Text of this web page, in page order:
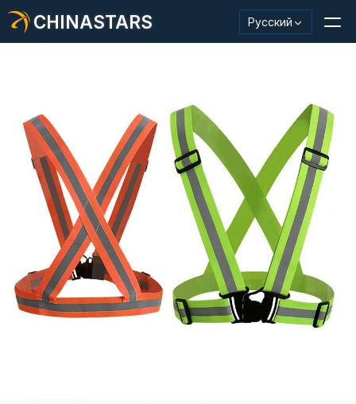
CHINASTARS Русский
Светоотражающий материал/лента
Модная светоотражающая ткань
Защитная одежда
Светящийся в темноте материал
Промышленная отделка для мытья
О КИНАССТАРС